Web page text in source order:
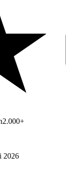
2.000+
2026